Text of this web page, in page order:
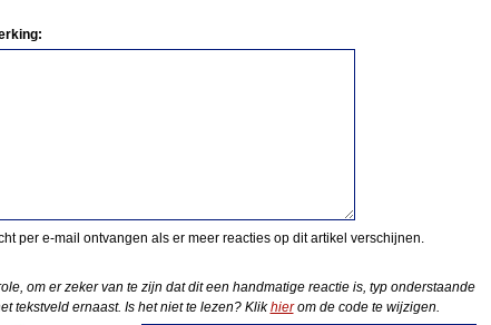
per e-mail ontvangen als er meer reacties op dit artikel verschijnen.
om er zeker van te zijn dat dit een handmatige reactie is, typ onderstaande
tekstveld ernaast. Is het niet te lezen? Klikhierom de code te wijzigen.